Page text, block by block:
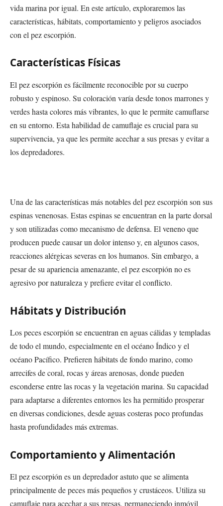
vida marina por igual. En este artículo, exploraremos las
características, hábitats, comportamiento y peligros asociados
con el pez escorpión.
Características Físicas
El pez escorpión es fácilmente reconocible por su cuerpo
robusto y espinoso. Su coloración varía desde tonos marrones y
verdes hasta colores más vibrantes, lo que le permite camuflarse
en su entorno. Esta habilidad de camuflaje es crucial para su
supervivencia, ya que les permite acechar a sus presas y evitar a
los depredadores.
Una de las características más notables del pez escorpión son sus
espinas venenosas. Estas espinas se encuentran en la parte dorsal
y son utilizadas como mecanismo de defensa. El veneno que
producen puede causar un dolor intenso y, en algunos casos,
reacciones alérgicas severas en los humanos. Sin embargo, a
pesar de su apariencia amenazante, el pez escorpión no es
agresivo por naturaleza y prefiere evitar el conflicto.
Hábitats y Distribución
Los peces escorpión se encuentran en aguas cálidas y templadas
de todo el mundo, especialmente en el océano Índico y el
océano Pacífico. Prefieren hábitats de fondo marino, como
arrecifes de coral, rocas y áreas arenosas, donde pueden
esconderse entre las rocas y la vegetación marina. Su capacidad
para adaptarse a diferentes entornos les ha permitido prosperar
en diversas condiciones, desde aguas costeras poco profundas
hasta profundidades más extremas.
Comportamiento y Alimentación
El pez escorpión es un depredador astuto que se alimenta
principalmente de peces más pequeños y crustáceos. Utiliza su
camuflaje para acechar a sus presas, permaneciendo inmóvil